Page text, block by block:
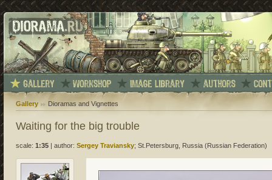
Gallery Dioramas and Vignettes
Waiting for the big trouble
scale: 1:35 author: Sergey Traviansky; St.Petersburg, Russia (Russian Federation)